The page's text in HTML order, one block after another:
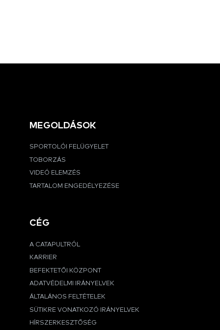
MEGOLDÁSOK
SPORTOLÓI FELÜGYELET
TOBORZÁS
VIDEÓ ELEMZÉS
TARTALOM ENGEDÉLYEZÉSE
CÉG
A CATAPULTRÓL
KARRIER
BEFEKTETŐI KÖZPONT
ADATVÉDELMI IRÁNYELVEK
ÁLTALÁNOS FELTÉTELEK
SÜTIKRE VONATKOZÓ IRÁNYELVEK
HÍRSZERKESZTŐSÉG